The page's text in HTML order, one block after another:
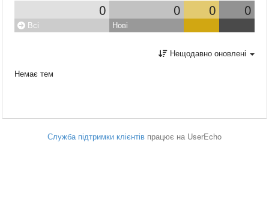
0 0 0 0
Всі Нові
Нещодавно оновлені
Немає тем
Служба підтримки клієнтів працює на UserEcho